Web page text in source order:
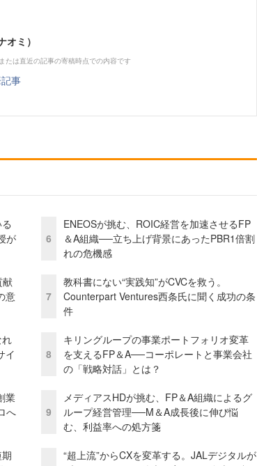
ミ）
たは直近の記事の寄稿時点での内容です
事
が
献
意
イ
業
へ
6
ENEOSが挑む、ROIC経営を加速させるFP
＆A組織──立ち上げ背景にあったPBR1倍割
れの危機感
7
教科書にない“実践知”がCVCを救う。
Counterpart Ventures西条氏に聞く成功の条
件
8
キリングループの事業ポートフォリオ変革
を支えるFP＆A──コーポレートと事業会社
の「戦略対話」とは？
9
メディアスHDが挑む、FP＆A組織によるグ
ループ経営管理──M＆A成長後に伸び悩
む、利益率への処方箋
“超上流”からCXを変革する。JALデジタルが